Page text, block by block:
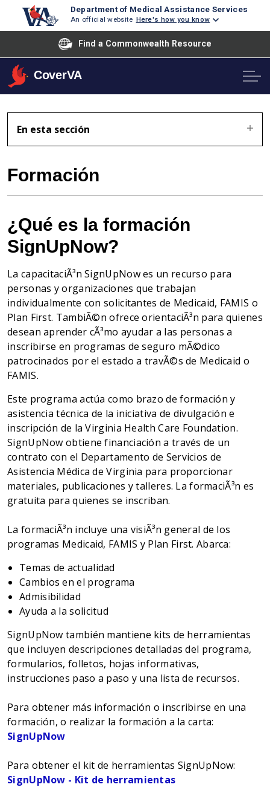
Department of Medical Assistance Services
An official website Here's how you know
Find a Commonwealth Resource
CoverVA
En esta sección
Formación
¿Qué es la formación
SignUpNow?
La capacitaciÃ³n SignUpNow es un recurso para
personas y organizaciones que trabajan
individualmente con solicitantes de Medicaid, FAMIS o
Plan First. TambiÃ©n ofrece orientaciÃ³n para quienes
desean aprender cÃ³mo ayudar a las personas a
inscribirse en programas de seguro mÃ©dico
patrocinados por el estado a travÃ©s de Medicaid o
FAMIS.
Este programa actúa como brazo de formación y
asistencia técnica de la iniciativa de divulgación e
inscripción de la Virginia Health Care Foundation.
SignUpNow obtiene financiación a través de un
contrato con el Departamento de Servicios de
Asistencia Médica de Virginia para proporcionar
materiales, publicaciones y talleres. La formaciÃ³n es
gratuita para quienes se inscriban.
La formaciÃ³n incluye una visiÃ³n general de los
programas Medicaid, FAMIS y Plan First. Abarca:
Temas de actualidad
Cambios en el programa
Admisibilidad
Ayuda a la solicitud
SignUpNow también mantiene kits de herramientas
que incluyen descripciones detalladas del programa,
formularios, folletos, hojas informativas,
instrucciones paso a paso y una lista de recursos.
Para obtener más información o inscribirse en una
formación, o realizar la formación a la carta:
SignUpNow
Para obtener el kit de herramientas SignUpNow:
SignUpNow - Kit de herramientas